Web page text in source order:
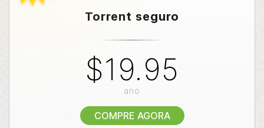
Torrent seguro
$19.95
ano
COMPRE AGORA